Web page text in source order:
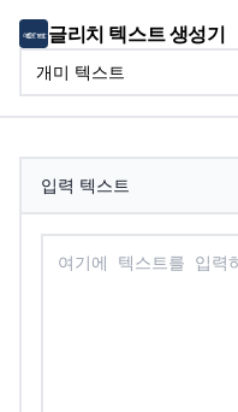
글리치 텍스트 생성기
개미 텍스트
입력 텍스트